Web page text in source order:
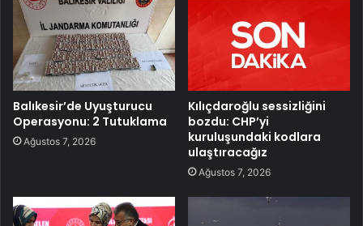
Balıkesir’de Uyuşturucu
Operasyonu: 2 Tutuklama
Ağustos 7, 2026
Kılıçdaroğlu sessizliğini
bozdu: CHP’yi
kuruluşundaki kodlara
ulaştıracağız
Ağustos 7, 2026